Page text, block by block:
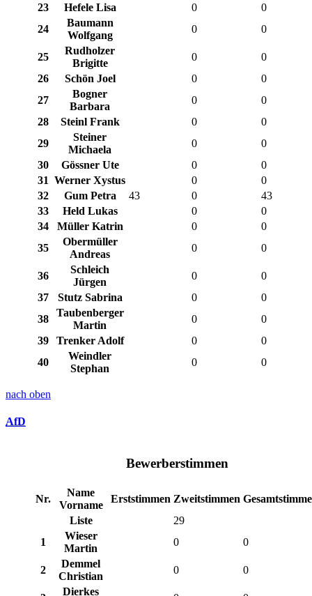
23 Hefele Lisa 0
0
24
Baumann
Wolfgang
0 0
25
Rudholzer
Brigitte
0
0
26
Schön Joel 0
0
27
Bogner
Barbara
0
0
28
Steinl Frank 0
0
29
Steiner
Michaela
0
0
30
Gössner Ute 0
0
31 Werner Xystus 0
0
32
Gum Petra 43 0
43
33
Held Lukas 0
0
34
Müller Katrin 0
0
35
Obermüller
Andreas
0 0
36
Schleich
Jürgen
0
0
37
Stutz Sabrina 0
0
38
Taubenberger
Martin
0
0
39
Trenker Adolf 0
0
40
Weindler
Stephan
0 0
nach oben
AfD
Bewerberstimmen
Nr.
Name
Vorname
Erststimmen Zweitstimmen
Liste
29
1
Wieser
Martin
0 0
2
Demmel
Christian
0 0
Dierkes